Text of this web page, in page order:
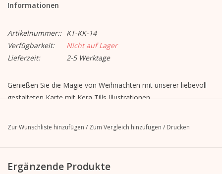
Informationen
Artikelnummer:: KT-KK-14
Verfügbarkeit:
Nicht auf Lager
Lieferzeit:
2-5 Werktage
Genießen Sie die Magie von Weihnachten mit unserer liebevoll
gestalteten Karte mit Kera Tills Illustrationen.
Format closed: A6, 105 mm x 148 mm
Including envelope, straight flap with peel-off strip, without
Zur Wunschliste hinzufügen / Zum Vergleich hinzufügen / Drucken
Ergänzende Produkte